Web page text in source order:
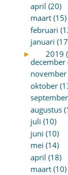
april (20)
maart (15)
februari
januari
►
2019
december
november
oktober
augustus
juli (10)
juni (10)
mei (14)
april (18)
maart (10)